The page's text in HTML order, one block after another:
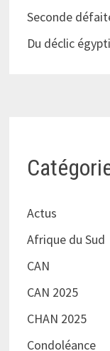
Seconde
Du déclic
Actus
Afrique du Sud
CAN
CAN 2025
CHAN 2025
Condoléance